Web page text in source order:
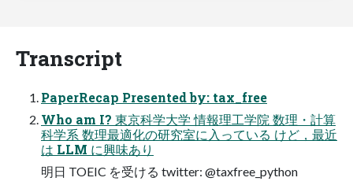
Transcript
PaperRecap Presented by: tax_free
Who am I? 東京科学大学 情報理工学院 数理・計算
科学系 数理最適化の研究室に入っている けど，最近
は LLM に興味あり
明日 TOEIC を受ける twitter: @taxfree_python